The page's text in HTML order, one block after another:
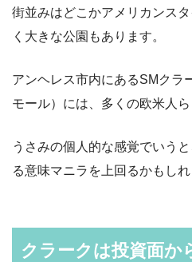
街並みはどこかアメリカンス
く大きな公園もあります。
アンヘレス市内にあるSMクラ
モール）には、多くの欧米人ら
うさみの個人的な感覚でいう
る意味マニラを上回るかもしれ
クラークは投資面か